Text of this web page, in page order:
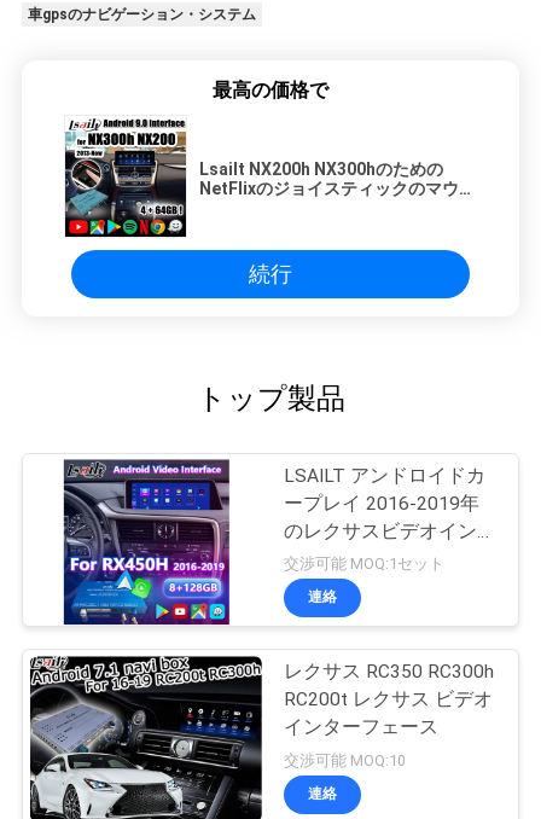
車gpsのナビゲーション・システム
最高の価格で
Lsailt NX200h NX300hのための
NetFlixのジョイスティックのマウス
フェース・コントロール
続行
トップ製品
LSAILT アンドロイドカ
ープレイ 2016-2019年
のレクサスビデオインタ
ーフェース RX 350
RX450h RX200t RX350L
RX450L RX300 RX350
交渉可能 MOQ:1セット
連絡
レクサス RC350 RC300h
RC200t レクサス ビデオ
インターフェース
交渉可能 MOQ:10
連絡